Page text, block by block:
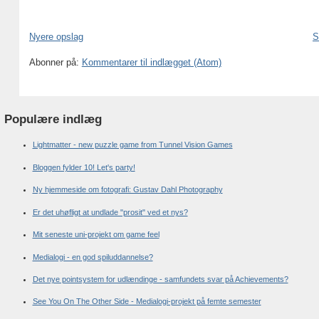
Nyere opslag
Abonner på: Kommentarer til indlægget (Atom)
Populære indlæg
Lightmatter - new puzzle game from Tunnel Vision Games
Bloggen fylder 10! Let's party!
Ny hjemmeside om fotografi: Gustav Dahl Photography
Er det uhøfligt at undlade "prosit" ved et nys?
Mit seneste uni-projekt om game feel
Medialogi - en god spiluddannelse?
Det nye pointsystem for udlændinge - samfundets svar på Achievements?
See You On The Other Side - Medialogi-projekt på femte semester